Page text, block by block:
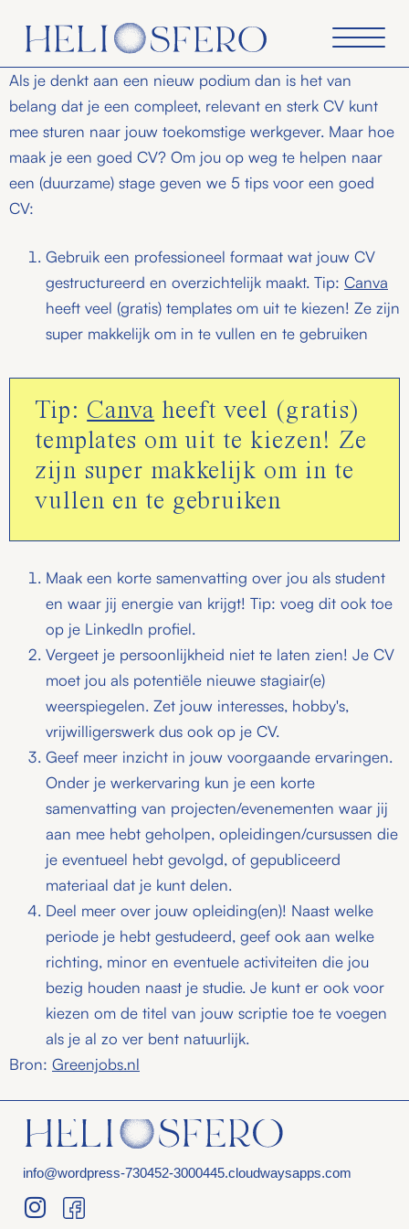
Als je denkt aan een nieuw podium dan is het van
belang dat je een compleet, relevant en sterk CV kunt
mee sturen naar jouw toekomstige werkgever. Maar hoe
maak je een goed CV? Om jou op weg te helpen naar
een (duurzame) stage geven we 5 tips voor een goed
CV:
Gebruik een professioneel formaat wat jouw CV
gestructureerd en overzichtelijk maakt. Tip: Canva
heeft veel (gratis) templates om uit te kiezen! Ze zijn
super makkelijk om in te vullen en te gebruiken
Tip: Canva heeft veel (gratis)
templates om uit te kiezen! Ze
zijn super makkelijk om in te
vullen en te gebruiken
Maak een korte samenvatting over jou als student
en waar jij energie van krijgt! Tip: voeg dit ook toe
op je LinkedIn profiel.
Vergeet je persoonlijkheid niet te laten zien! Je CV
moet jou als potentiële nieuwe stagiair(e)
weerspiegelen. Zet jouw interesses, hobby's,
vrijwilligerswerk dus ook op je CV.
Geef meer inzicht in jouw voorgaande ervaringen.
Onder je werkervaring kun je een korte
samenvatting van projecten/evenementen waar jij
aan mee hebt geholpen, opleidingen/cursussen die
je eventueel hebt gevolgd, of gepubliceerd
materiaal dat je kunt delen.
Deel meer over jouw opleiding(en)! Naast welke
periode je hebt gestudeerd, geef ook aan welke
richting, minor en eventuele activiteiten die jou
bezig houden naast je studie. Je kunt er ook voor
kiezen om de titel van jouw scriptie toe te voegen
als je al zo ver bent natuurlijk.
Bron: Greenjobs.nl
info@wordpress-730452-3000445.cloudwaysapps.com